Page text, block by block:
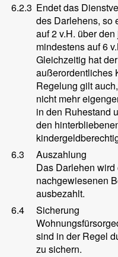
6.2.3 Endet das
des Darlehens, so
auf 2 v.H. über
mindestens auf 6
Gleichzeitig hat
außerordentliches
Regelung gilt
nicht mehr
in den Ruhestand
den
6.3
Auszahlung
Das Darlehen
nachgewiesenen
ausbezahlt.
6.4
Sicherung
sind in der Regel
zu sichern.